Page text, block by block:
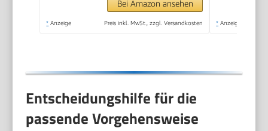
Sprühwasserfunktion,
Antikalk &
Bei Amazon ansehen
* Anzeige Preis inkl. MwSt., zzgl. Versandkosten * Anzeige
Entscheidungshilfe für die
passende Vorgehensweise